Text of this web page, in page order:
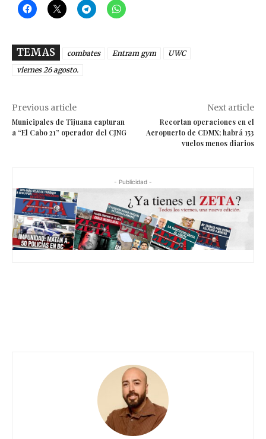
TEMAS combates Entram gym
UWC
viernes 26 agosto.
Previous article
Municipales de Tijuana capturan
a “El Cabo 21” operador del CJNG
Next article
Recortan operaciones en el
Aeropuerto de CDMX; habrá 153
vuelos menos diarios
- Publicidad -